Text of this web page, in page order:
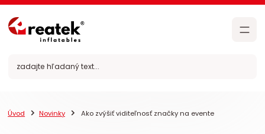
Úvod Novinky Ako zvýšiť viditeľnosť značky na evente